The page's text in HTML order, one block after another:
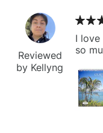
Reviewed
by Kellyng
I love
so